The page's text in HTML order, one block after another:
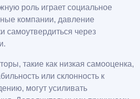
роль играет социальное
компании, давление
самоутвердиться через
такие как низкая самооценка,
или склонность к
могут усиливать